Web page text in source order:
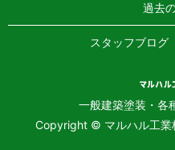
過去
スタッフブログ
一般建築塗装・各
Copyright © マルハル工業